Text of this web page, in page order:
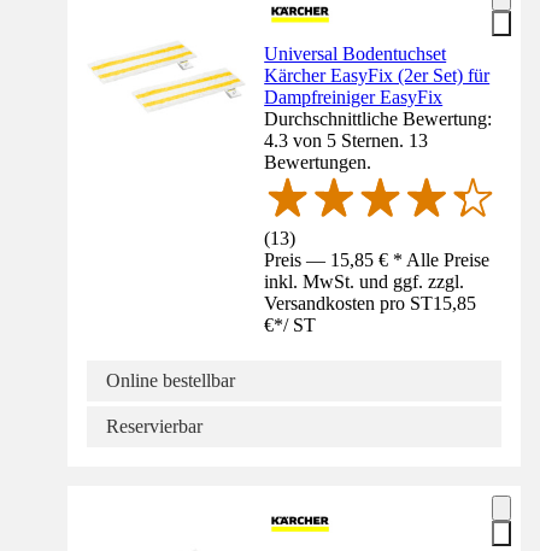
Universal Bodentuchset
Kärcher EasyFix (2er Set) für
Dampfreiniger EasyFix
Durchschnittliche Bewertung:
4.3 von 5 Sternen. 13
Bewertungen.
(13)
Preis — 15,85 € * Alle Preise
inkl. MwSt. und ggf. zzgl.
Versandkosten pro ST15,85
€*/ ST
Online bestellbar
Reservierbar